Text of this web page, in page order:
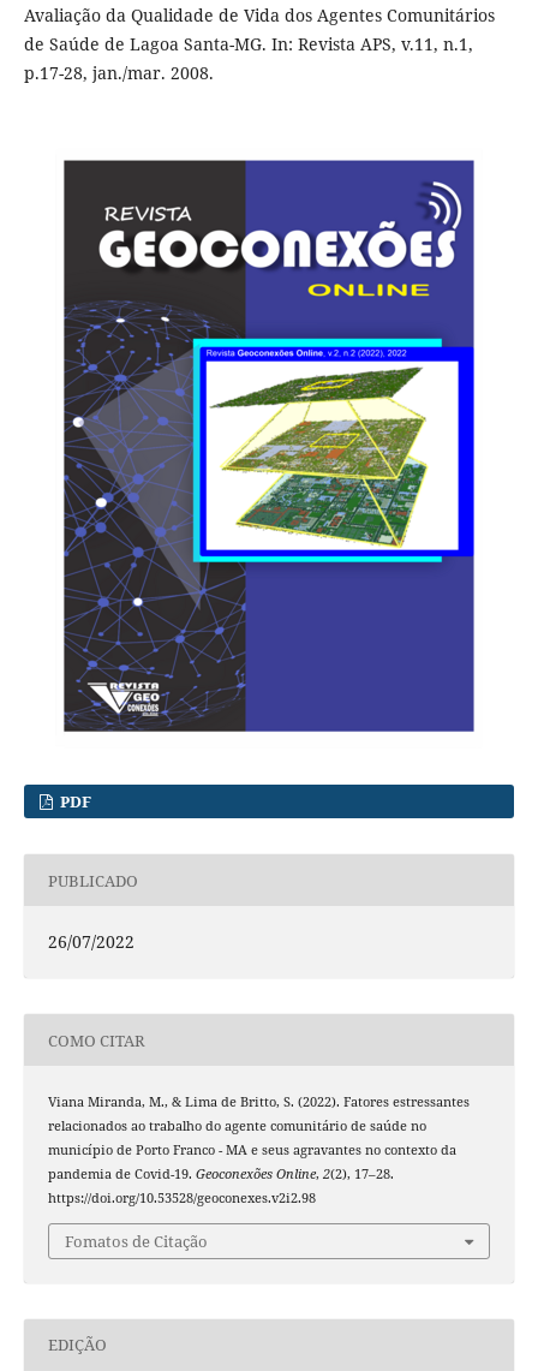
Avaliação da Qualidade de Vida dos Agentes Comunitários
de Saúde de Lagoa Santa-MG. In: Revista APS, v.11, n.1,
p.17-28, jan./mar. 2008.
PDF
PUBLICADO
26/07/2022
COMO CITAR
Viana Miranda, M., & Lima de Britto, S. (2022). Fatores estressantes
relacionados ao trabalho do agente comunitário de saúde no
município de Porto Franco - MA e seus agravantes no contexto da
pandemia de Covid-19. Geoconexões Online, 2(2), 17–28.
https://doi.org/10.53528/geoconexes.v2i2.98
Fomatos de Citação
EDIÇÃO